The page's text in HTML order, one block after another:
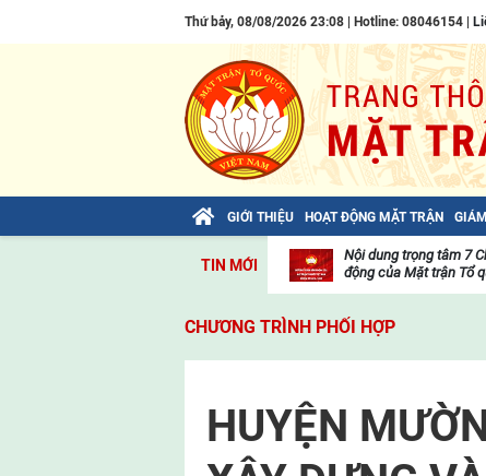
Thứ bảy, 08/08/2026 23:08 | Hotline: 08046154 |
GIỚI THIỆU HOẠT ĐỘNG MẶT TRẬN
TIN MỚI
Bài viết của Tổng Bí thư Tô Lâm: TIẾN
viện
Nội dung trọng tâm 7
động của Mặt trận Tổ
CHƯƠNG TRÌNH PHỐI HỢP
HUYỆN